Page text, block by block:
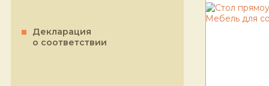
Декларация
о соответствии